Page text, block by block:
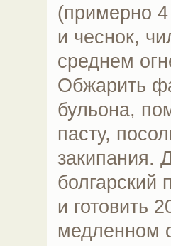
(примерно 4
и чеснок,
среднем
Обжарить
бульона,
пасту,
закипания.
болгарский
и готовить
медленном